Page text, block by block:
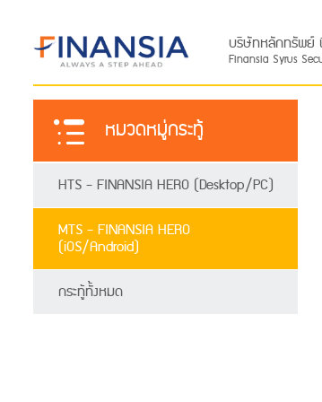
บริษัทหลักทรัพย์
Finansia Syrus
หมวดหมู่กระทู้
HTS - FINANSIA HERO (Desktop/PC)
MTS - FINANSIA HERO
(iOS/Android)
กระทู้ทั้งหมด